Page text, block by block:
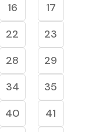
16
17
22
23
28
29
34
35
40
41